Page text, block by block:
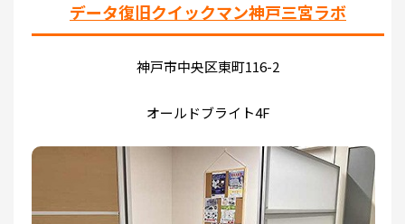
データ復旧クイックマン神戸三宮ラボ
神戸市中央区東町116-2
オールドブライト4F